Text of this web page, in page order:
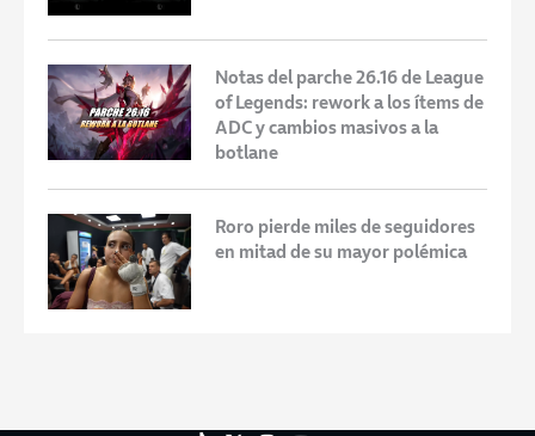
Notas del parche 26.16 de League
of Legends: rework a los ítems de
ADC y cambios masivos a la
botlane
Roro pierde miles de seguidores
en mitad de su mayor polémica